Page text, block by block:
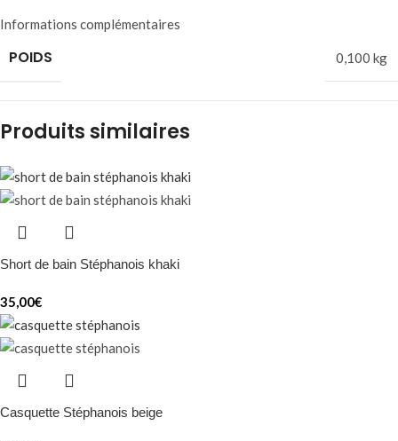
Informations complémentaires
POIDS 0,100 kg
Produits similaires
Short de bain Stéphanois khaki
35,00€
Casquette Stéphanois beige